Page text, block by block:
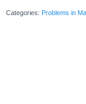
Categories: Problems in